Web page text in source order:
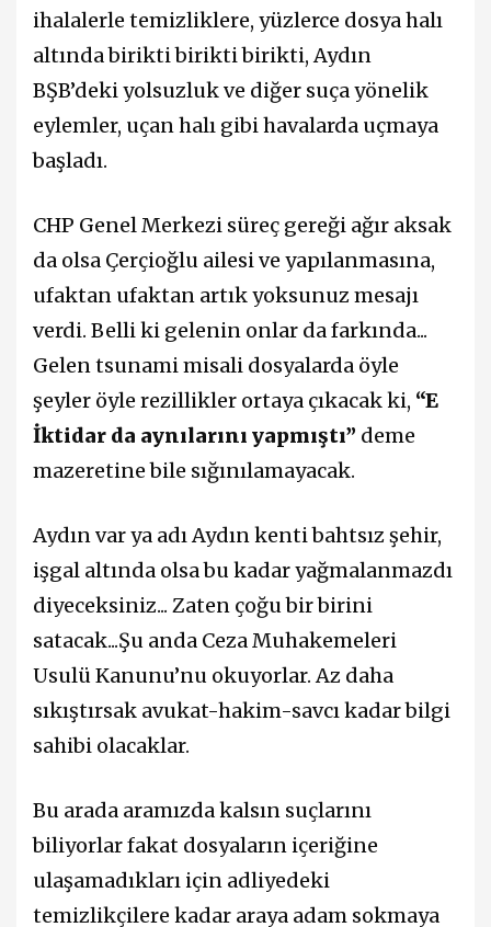
ihalalerle temizliklere, yüzlerce dosya halı
altında birikti birikti birikti, Aydın
BŞB’deki yolsuzluk ve diğer suça yönelik
eylemler, uçan halı gibi havalarda uçmaya
başladı.
CHP Genel Merkezi süreç gereği ağır aksak
da olsa Çerçioğlu ailesi ve yapılanmasına,
ufaktan ufaktan artık yoksunuz mesajı
verdi. Belli ki gelenin onlar da farkında...
Gelen tsunami misali dosyalarda öyle
şeyler öyle rezillikler ortaya çıkacak ki, “E
İktidar da aynılarını yapmıştı” deme
mazeretine bile sığınılamayacak.
Aydın var ya adı Aydın kenti bahtsız şehir,
işgal altında olsa bu kadar yağmalanmazdı
diyeceksiniz... Zaten çoğu bir birini
satacak...Şu anda Ceza Muhakemeleri
Usulü Kanunu’nu okuyorlar. Az daha
sıkıştırsak avukat-hakim-savcı kadar bilgi
sahibi olacaklar.
Bu arada aramızda kalsın suçlarını
biliyorlar fakat dosyaların içeriğine
ulaşamadıkları için adliyedeki
temizlikçilere kadar araya adam sokmaya